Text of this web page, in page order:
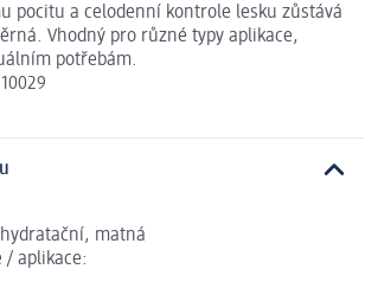
pocitu a celodenní kontrole lesku zůstává
Vhodný pro různé typy aplikace,
potřebám.
matná
/ aplikace: